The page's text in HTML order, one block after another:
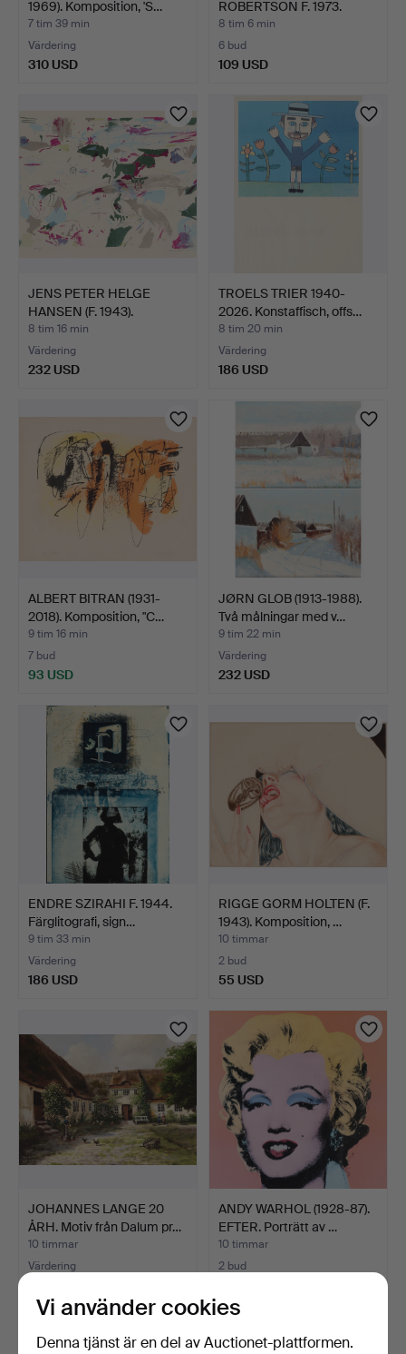
1969). Komposition, 'S…
7 tim 39 min
Värdering
310 USD
ROBERTSON F. 1973.
Aborigina…
8 tim 6 min
6 bud
109 USD
JENS PETER HELGE
HANSEN (F. 1943).
Abstrak…
8 tim 16 min
Värdering
232 USD
TROELS TRIER 1940-
2026. Konstaffisch, offs…
8 tim 20 min
Värdering
186 USD
ALBERT BITRAN (1931-
2018). Komposition, "C…
9 tim 16 min
7 bud
93 USD
JØRN GLOB (1913-1988).
Två målningar med v…
9 tim 22 min
Värdering
232 USD
ENDRE SZIRAHI F. 1944.
Färglitografi, sign…
9 tim 33 min
Värdering
186 USD
RIGGE GORM HOLTEN (F.
1943). Komposition, …
10 timmar
2 bud
55 USD
JOHANNES LANGE 20
ÅRH. Motiv från Dalum pr…
10 timmar
Värdering
ANDY WARHOL (1928-87).
EFTER. Porträtt av …
10 timmar
2 bud
Vi använder cookies
Denna tjänst är en del av Auctionet-plattformen.